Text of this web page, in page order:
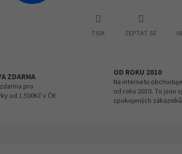
TISK ZEPTAT SE
ZDARMA
pro
od 1.500Kč v ČR
OD ROKU 2010
Na internetu
od roku 2010. To jsou
spokojených